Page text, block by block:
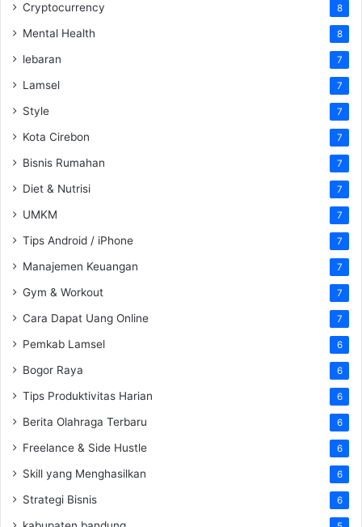
Cryptocurrency 8
Mental Health 8
lebaran 7
Lamsel 7
Style 7
Kota Cirebon 7
Bisnis Rumahan 7
Diet & Nutrisi 7
UMKM 7
Tips Android / iPhone 7
Manajemen Keuangan 7
Gym & Workout 7
Cara Dapat Uang Online 7
Pemkab Lamsel 6
Bogor Raya 6
Tips Produktivitas Harian 6
Berita Olahraga Terbaru 6
Freelance & Side Hustle 6
Skill yang Menghasilkan 6
Strategi Bisnis 6